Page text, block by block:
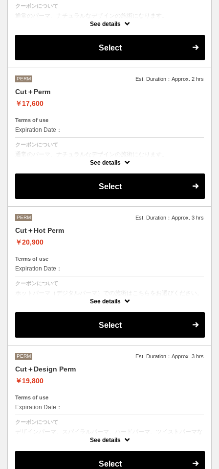
クーポンについて
通常のパーマ、ナチュラルなデザインの施術になります。
カット＋パーマ（税込17,600円）＋OLAPLEX（税込2,200円）
OLAPLEXを使うことでダメージを軽減させ、髪にツヤ、はりを与えま
などをご希望の方は、最終受付時間が変わるため別途メニューがござい
ますのでそちらの選択をお願いしております。
せ。
M ¥＋1100 L¥＋1650 LL¥＋2200
See details
Select
PERM Est. Duration：Approx. 2 hrs
Cut＋Perm
￥17,600
Terms of use
Expiration Date：
クーポンについて
通常のパーマ、ナチュラルなデザインの施術になります。
などをご希望の方は、最終受付時間が変わるため別途メニューがござい
●ご不明な点がある場合お手数ですが、お電話にてご確認くださいま
●髪の長さにより別途ロング料金を頂戴いたします。
M ¥＋1100 L¥＋1650 LL¥＋2200
See details
Select
PERM Est. Duration：Approx. 3 hrs
Cut＋Hot Perm
￥20,900
Terms of use
Expiration Date：
クーポンについて
ホットパーマ（デジタルパーマ）での施術はこちらをお選びください。
手数ですがお電話にてご確認くださいませ。
M ¥＋1100 L¥＋1650 LL¥＋2200
See details
Select
PERM Est. Duration：Approx. 3 hrs
Cut＋Design Perm
￥19,800
Terms of use
Expiration Date：
クーポンについて
デザインパーマ、スパイラルパーマ、ハードパーマ、ツイストパーマな
どをご希望の方はこちらのメニューをご選択ください。
●パーマはデザインによって施術時間、料金が前後する場合がございま
●髪の長さにより別途ロング料金を頂戴いたします。
See details
Select